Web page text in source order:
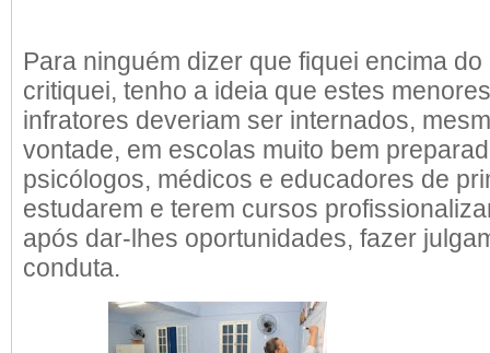
Para ninguém dizer que fiquei encima
critiquei, tenho a ideia que estes
infratores deveriam ser internados,
vontade, em escolas muito bem
psicólogos, médicos e educadores de
estudarem e terem cursos
após dar-lhes oportunidades, fazer
conduta.